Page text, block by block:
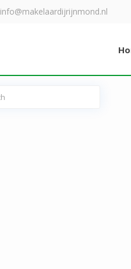
info@makelaardijrijnmond.nl